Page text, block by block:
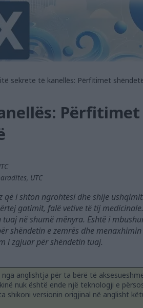
sekrete të kanellës: Përfitimet
UTC
që i shton ngrohtësi dhe shije
gatimit, falë vetive të tij
në shumë mënyra. Është i
shëndetin e zemrës dhe
i zgjuar për shëndetin tuaj.
anglishtja për ta bërë të
nuk është ende një teknologji e
shikoni versionin origjinal në anglisht